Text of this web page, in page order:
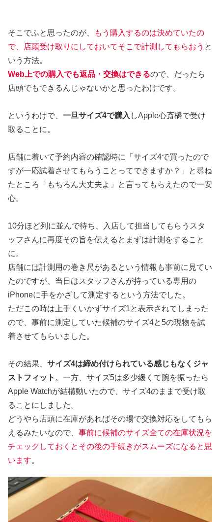
そこでふと思ったのが、
もう購入するのは決めていたの
で、店頭受け取りにしておいてそこで計測してもらおう と
いう方法。
Web上での購入でも返品・交換はできるので、だったら
店頭でもできるんじゃないかと思ったわけです。
というわけで、 一旦サイズ4で購入 しApple心斎橋で受け
取ることに。
店舗に着いて予約内容の確認時に「サイズ4で買ったので
すが一応試着させてもらうことってできますか？」と尋ね
たところ「もちろん大丈夫よ」と言ってもらえたので一安
心。
10分ほど列に並んで待ち、入店して担当してもらうスタ
ッフさんに再度その旨を伝えるとまずは計測をすること
に。
店舗には計測用の巻き尺があるという情報も事前に見てい
たのですが、当日はスタッフさんが持っている専用の
iPhoneに手をかざして測定するという方法でした。
ただこの時は上手くいかずサイズ1と表示されてしまった
ので、事前に測定していた候補のサイズ4と5の現物を試
着させてもらいました。
その結果、 サイズ4は締め付けられている感じもなくジャ
ストフィット 。一方、サイズ5は多少緩くて腕を振ったら
Apple Watchが結構動いたので、サイズ4のままで受け取
ることにしました。
どうやら店頭に在庫があればその場で交換対応をしてもら
えるみたいなので、 事前に候補のサイズ全ての在庫状況を
チェックしておくとその後の手続きがスムーズになると思
います。